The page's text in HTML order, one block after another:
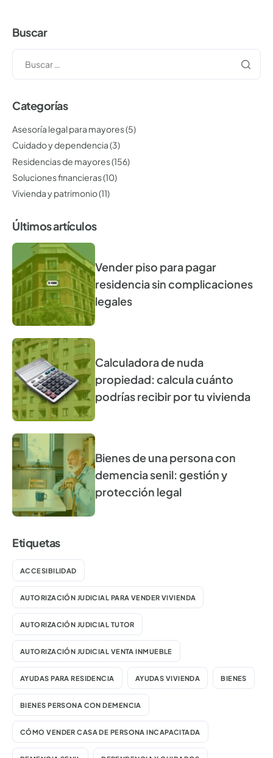
Buscar
Categorías
Asesoría legal para mayores(5)
Cuidado y dependencia(3)
Residencias de mayores(156)
Soluciones financieras(10)
Vivienda y patrimonio(11)
Últimos artículos
Vender piso para pagar
residencia sin complicaciones
legales
Calculadora de nuda
propiedad: calcula cuánto
podrías recibir por tu vivienda
Bienes de una persona con
demencia senil: gestión y
protección legal
Etiquetas
ACCESIBILIDAD
AUTORIZACIÓN JUDICIAL PARA VENDER VIVIENDA
AUTORIZACIÓN JUDICIAL TUTOR
AUTORIZACIÓN JUDICIAL VENTA INMUEBLE
AYUDAS PARA RESIDENCIA AYUDAS VIVIENDA BIENES
BIENES PERSONA CON DEMENCIA
CÓMO VENDER CASA DE PERSONA INCAPACITADA